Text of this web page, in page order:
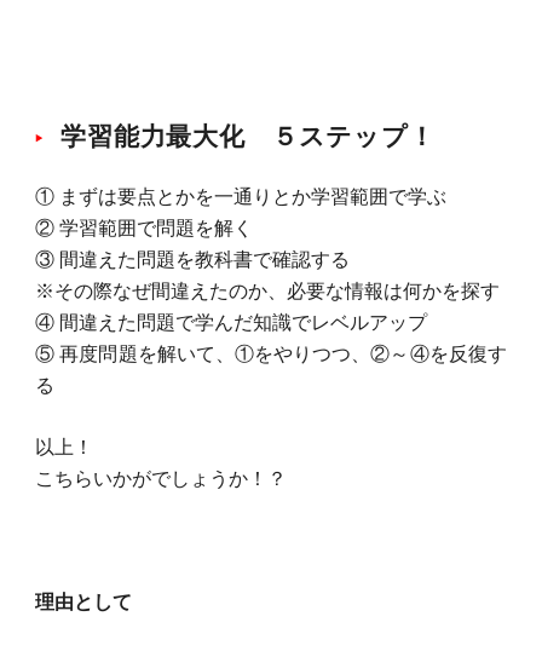
学習能力最大化 ５ステップ！
① まずは要点とかを一通りとか学習範囲で学ぶ
② 学習範囲で問題を解く
③ 間違えた問題を教科書で確認する
※その際なぜ間違えたのか、必要な情報は何かを探す
④ 間違えた問題で学んだ知識でレベルアップ
⑤ 再度問題を解いて、①をやりつつ、②～④を反復す
る
以上！
こちらいかがでしょうか！？
理由として